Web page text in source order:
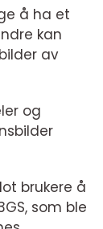
å ha et
kan
av
og
brukere å
som ble